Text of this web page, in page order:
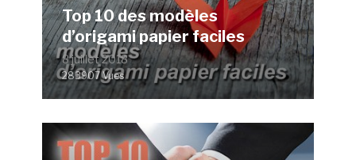
Top 10 des modèles
d’origami papier faciles
8 juillet 2018
283907 Vues